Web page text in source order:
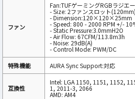
ファン
Fan:TUFゲーミングRGBラジエ
- Size: 2ファンスロット(120mm)
- Dimension:120×120×25mm
- Speed: 800 - 2000 RPM +/-
- Static Pressure:3.0mmH2O
- Air Flow: 67CFM/113.8m3h
- Noise: 29dB(A)
- Control Mode: PWM/DC
特殊機能
AURA Sync Support:対応
互換性
Intel: LGA 1150, 1151, 1152,
1, 2011-3, 2066
AMD: AM4